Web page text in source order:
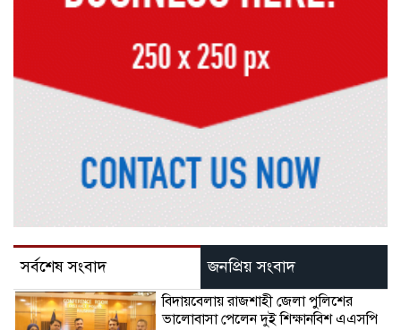
সর্বশেষ সংবাদ জনপ্রিয় সংবাদ
বিদায়বেলায় রাজশাহী জেলা পুলিশের
ভালোবাসা পেলেন দুই শিক্ষানবিশ এএসপি